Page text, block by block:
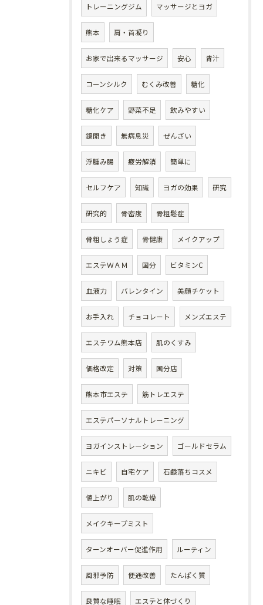
トレーニングジム マッサージとヨガ
熊本 肩・首凝り
お家で出来るマッサージ 安心 青汁
コーンシルク むくみ改善 糖化
糖化ケア 野菜不足 飲みやすい
鏡開き 無病息災 ぜんざい
浮腫み腸 疲労解消 簡単に
セルフケア 知識 ヨガの効果 研究
研究的 骨密度 骨粗鬆症
骨粗しょう症 骨健康 メイクアップ
エステＷＡＭ 国分 ビタミンC
血液力 バレンタイン 美顔チケット
お手入れ チョコレート メンズエステ
エステワム熊本店 肌のくすみ
価格改定 対策 国分店
熊本市エステ 筋トレエステ
エステパーソナルトレーニング
ヨガインストレーション ゴールドセラム
ニキビ 自宅ケア 石鹸落ちコスメ
値上がり 肌の乾燥
メイクキープミスト
ターンオーバー促進作用 ルーティン
風邪予防 便通改善 たんぱく質
良質な睡眠 エステと体づくり